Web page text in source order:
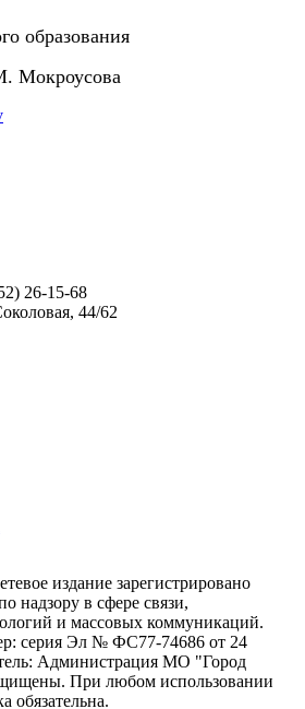
образования
Мокроусова
26-15-68
44/62
издание зарегистрировано
надзору в сфере связи,
и массовых коммуникаций.
серия Эл № ФС77-74686 от 24
Администрация МО "Город
При любом использовании
обязательна.